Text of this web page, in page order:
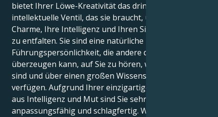
bietet Ihrer Löwe-Kreativität das dringend benötigte
intellektuelle Ventil, das sie braucht, um Ihren
Charme, Ihre Intelligenz und Ihren Sinn für Humor
zu entfalten. Sie sind eine natürliche
Führungspersönlichkeit, die andere davon
überzeugen kann, auf Sie zu hören, weil Sie präsent
sind und über einen großen Wissensschatz
verfügen. Aufgrund Ihrer einzigartigen Kombination
aus Intelligenz und Mut sind Sie sehr
anpassungsfähig und schlagfertig. Wenn Sie vor